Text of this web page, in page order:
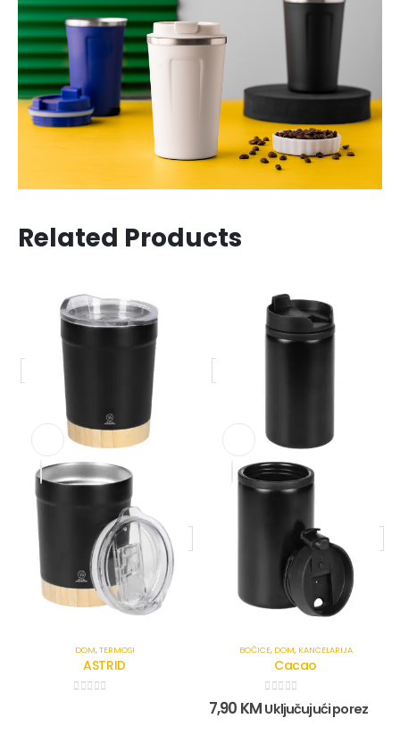
Related Products
DOM,TERMOSI
ASTRID
BOČICE, DOM, KANCELARIJA
Cacao
out of 5
7,90 KM Uključujući porez